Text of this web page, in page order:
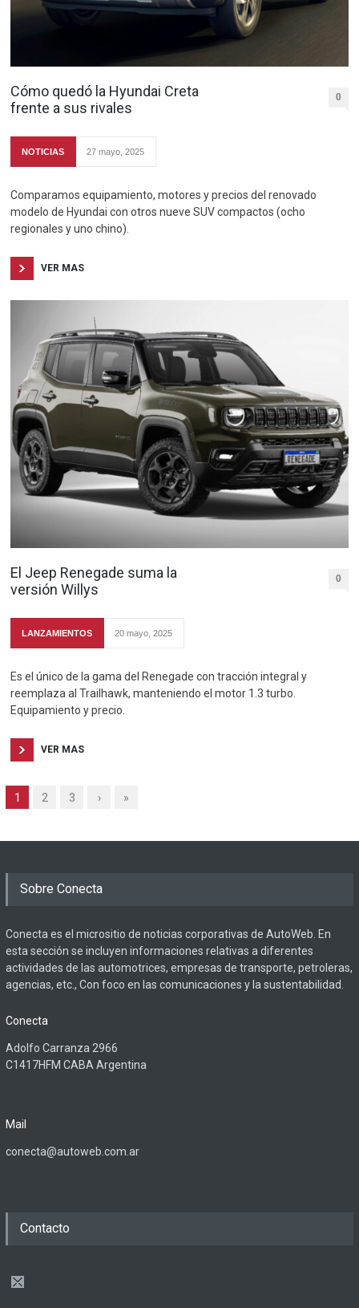
Cómo quedó la Hyundai Creta
frente a sus rivales
0
NOTICIAS 27 mayo, 2025
Comparamos equipamiento, motores y precios del renovado
modelo de Hyundai con otros nueve SUV compactos (ocho
regionales y uno chino).
VER MAS
El Jeep Renegade suma la
versión Willys
0
LANZAMIENTOS 20 mayo, 2025
Es el único de la gama del Renegade con tracción integral y
reemplaza al Trailhawk, manteniendo el motor 1.3 turbo.
Equipamiento y precio.
VER MAS
1 2 3 › »
Sobre Conecta
Conecta es el micrositio de noticias corporativas de AutoWeb. En
esta sección se incluyen informaciones relativas a diferentes
actividades de las automotrices, empresas de transporte, petroleras,
agencias, etc., Con foco en las comunicaciones y la sustentabilidad.
Conecta
Adolfo Carranza 2966
C1417HFM CABA Argentina
Mail
conecta@autoweb.com.ar
Contacto